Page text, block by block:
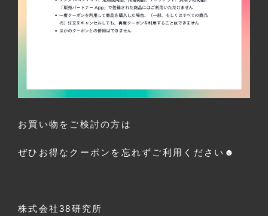
お買い物をご検討の方は
ぜひお得なクーポンを忘れずご利用ください☻
株式会社38研究所